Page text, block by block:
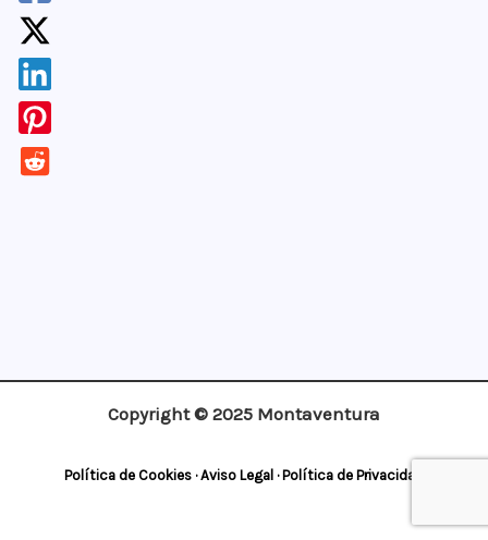
Copyright © 2025 Montaventura
Política de Cookies · Aviso Legal · Política de Privacidad